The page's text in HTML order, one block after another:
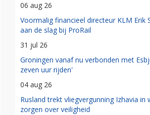
06 aug 26
Voormalig financieel directeur KLM Erik
aan de slag bij ProRail
31 jul 26
Groningen vanaf nu verbonden met
zeven uur rijden'
04 aug 26
Rusland trekt vliegvergunning Izhavia in
zorgen over veiligheid